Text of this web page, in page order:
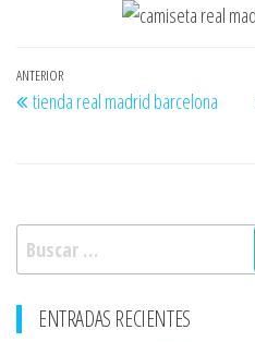
Navegación
de
Entrada
anterior
ANTERIOR
tienda real madrid barcelona
Buscar:
ENTRADAS RECIENTES